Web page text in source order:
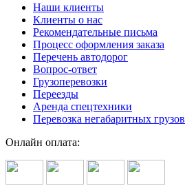
Наши клиенты
Клиенты о нас
Рекомендательные письма
Процесс оформления заказа
Перечень автодорог
Вопрос-ответ
Грузоперевозки
Переезды
Аренда спецтехники
Перевозка негабаритных грузов
Онлайн оплата: